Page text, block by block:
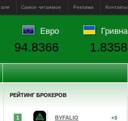
Самое читаемое Реклама Контакты
РЕЙТИНГ БРОКЕРОВ
1 BYFALIO +3
Евро
94.8366
Гривна
1.8358